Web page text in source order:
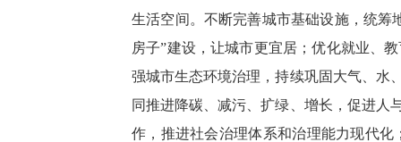
生活空间。不断完善城市基础设施，统筹
房子”建设，让城市更宜居；优化就业、
强城市生态环境治理，持续巩固大气、水
同推进降碳、减污、扩绿、增长，促进人
作，推进社会治理体系和治理能力现代